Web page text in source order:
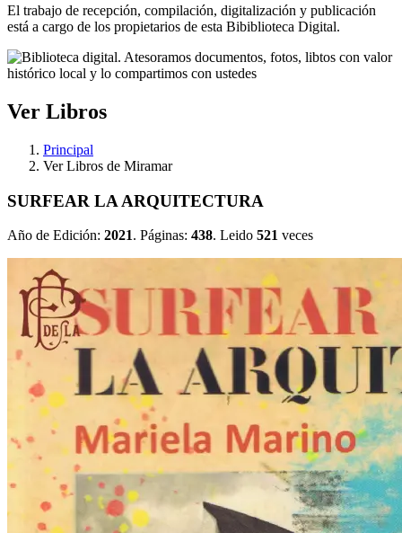
El trabajo de recepción, compilación, digitalización y publicación
está a cargo de los propietarios de esta Bibiblioteca Digital.
Ver Libros
Principal
Ver Libros de Miramar
SURFEAR LA ARQUITECTURA
Año de Edición: 2021. Páginas: 438. Leido 521 veces